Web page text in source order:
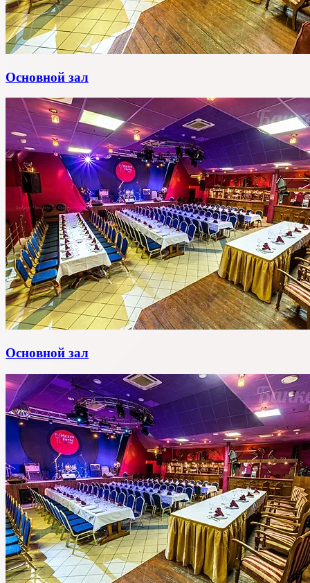
Основной зал
Основной зал